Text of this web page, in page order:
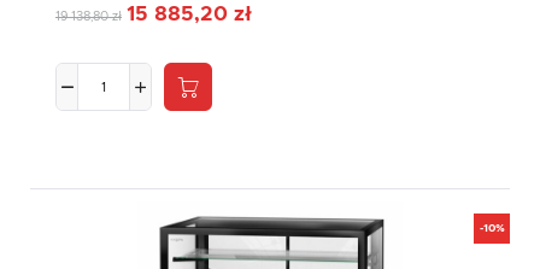
19 138,80 zł 15 885,20 zł
-10%